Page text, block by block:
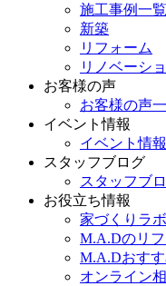
施工事例一覧
新築
リフォーム
リノベーシ
お客様の声
お客様の声
イベント情報
イベント情
スタッフブログ
スタッフブ
お役立ち情報
家づくりラ
M.A.Dのリ
M.A.Dおす
オンライン